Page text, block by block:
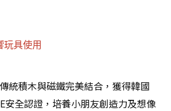
玩具使用
統積木與磁鐵完美結合，獲得韓國
安全認證，培養小朋友創造力及想像